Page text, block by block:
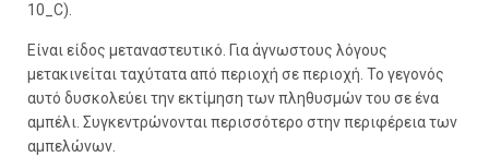
10_C).
Είναι είδος μεταναστευτικό. Για άγνωστους λόγους
μετακινείται ταχύτατα από περιοχή σε περιοχή. Το γεγονός
αυτό δυσκολεύει την εκτίμηση των πληθυσμών του σε ένα
αμπέλι. Συγκεντρώνονται περισσότερο στην περιφέρεια των
αμπελώνων.